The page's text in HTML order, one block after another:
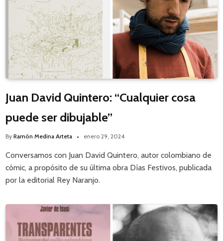
Juan David Quintero: “Cualquier cosa
puede ser dibujable”
By Ramón Medina Arteta enero 29, 2024
Conversamos con Juan David Quintero, autor colombiano de
cómic, a propósito de su última obra Días Festivos, publicada
por la editorial Rey Naranjo.